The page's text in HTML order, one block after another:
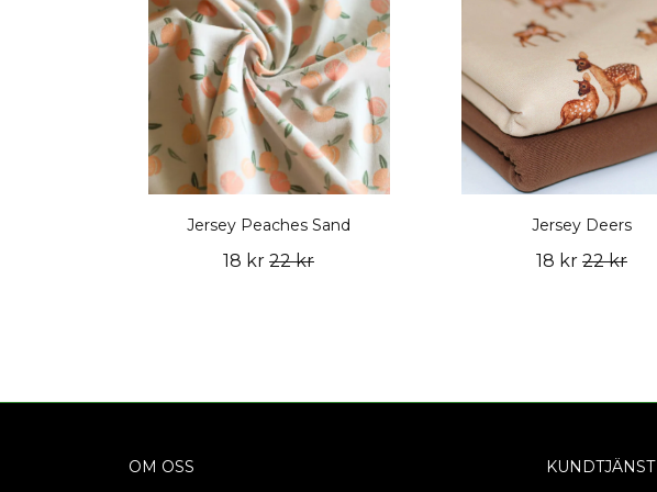
Jersey Peaches Sand
18 kr 22 kr
Jersey Deers
18 kr 22 kr
OM OSS KUNDTJÄNST